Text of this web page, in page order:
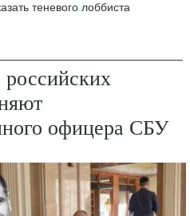
теневого лоббиста
офицера СБУ